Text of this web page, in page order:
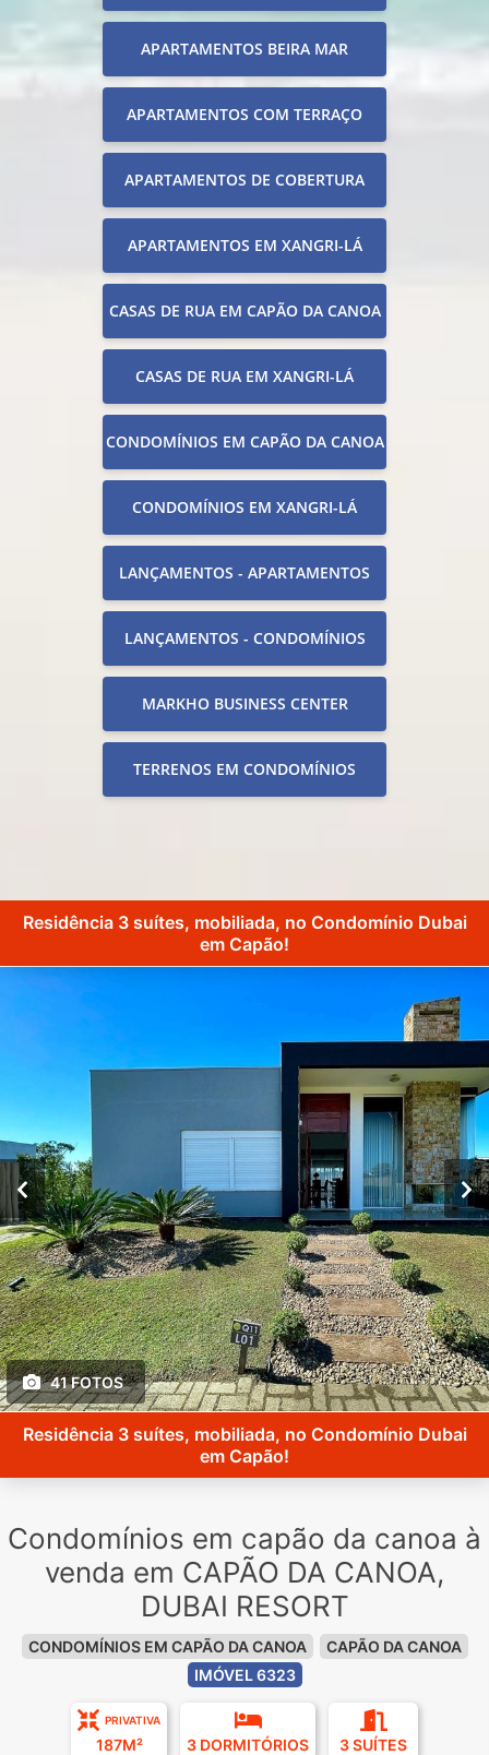
APARTAMENTOS BEIRA MAR
APARTAMENTOS COM TERRAÇO
APARTAMENTOS DE COBERTURA
APARTAMENTOS EM XANGRI-LÁ
CASAS DE RUA EM CAPÃO DA CANOA
CASAS DE RUA EM XANGRI-LÁ
CONDOMÍNIOS EM CAPÃO DA CANOA
CONDOMÍNIOS EM XANGRI-LÁ
LANÇAMENTOS - APARTAMENTOS
LANÇAMENTOS - CONDOMÍNIOS
MARKHO BUSINESS CENTER
TERRENOS EM CONDOMÍNIOS
Residência 3 suítes, mobiliada, no Condomínio Dubai
em Capão!
41 FOTOS
Residência 3 suítes, mobiliada, no Condomínio Dubai
em Capão!
Condomínios em capão da canoa à
venda em CAPÃO DA CANOA,
DUBAI RESORT
CONDOMÍNIOS EM CAPÃO DA CANOA
CAPÃO DA CANOA
IMÓVEL 6323
PRIVATIVA
187M² 3 DORMITÓRIOS 3 SUÍTES